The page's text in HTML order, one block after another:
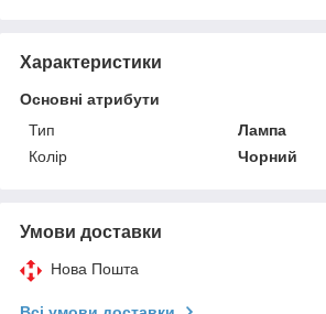
Характеристики
Основні атрибути
Тип
Лампа
Колір
Чорний
Умови доставки
Нова Пошта